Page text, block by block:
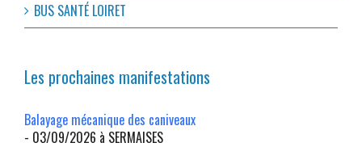
BUS SANTÉ LOIRET
Les prochaines manifestations
Balayage mécanique des caniveaux
- 03/09/2026 à SERMAISES